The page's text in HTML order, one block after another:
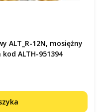
ALT_R-12N, mosiężny
ALTH-951394